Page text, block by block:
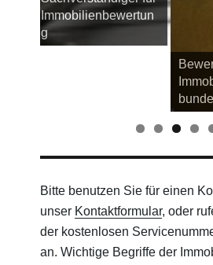
ng
en
Bitte benutzen Sie für einen
unser Kontaktformular, oder
der kostenlosen
an. Wichtige Begriffe der